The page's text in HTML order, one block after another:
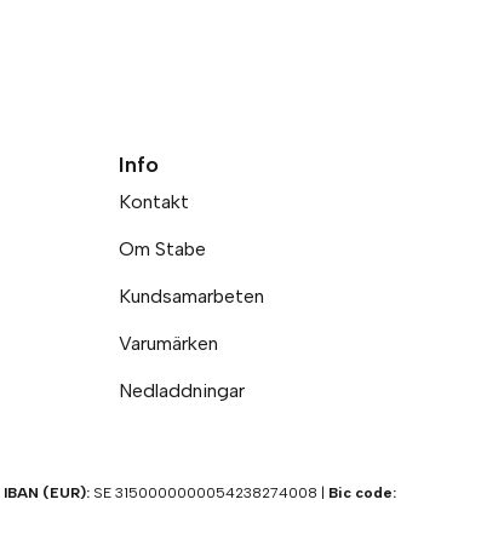
Info
Kontakt
Om Stabe
Kundsamarbeten
Varumärken
Nedladdningar
IBAN (EUR): SE 3150000000054238274008 | Bic code: